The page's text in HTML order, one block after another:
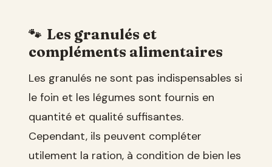
Les granulés et
compléments alimentaires
Les granulés ne sont pas indispensables si
le foin et les légumes sont fournis en
quantité et qualité suffisantes.
Cependant, ils peuvent compléter
utilement la ration, à condition de bien les